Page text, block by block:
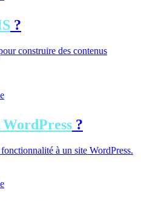
?
construire des contenus
?
à un site WordPress.